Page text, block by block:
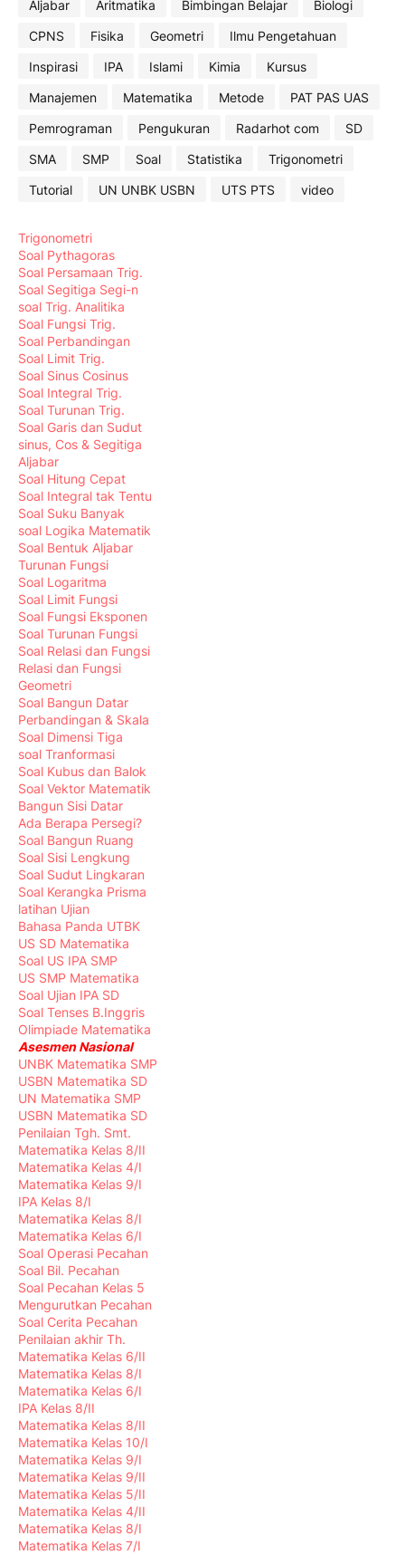
Aljabar Aritmatika Bimbingan Belajar
Biologi
CPNS
Fisika Geometri
Ilmu Pengetahuan
Inspirasi
IPA Islami Kimia
Kursus
Manajemen
Matematika Metode
PAT PAS UAS
Pemrograman
Pengukuran Radarhot com
SD
SMA
SMP Soal Statistika
Trigonometri
Tutorial
UN UNBK USBN UTS PTS video
Trigonometri
Soal Pythagoras
Soal Persamaan Trig.
Soal Segitiga Segi-n
soal Trig. Analitika
Soal Fungsi Trig.
Soal Perbandingan
Soal Limit Trig.
Soal Sinus Cosinus
Soal Integral Trig.
Soal Turunan Trig.
Soal Garis dan Sudut
sinus, Cos & Segitiga
Aljabar
Soal Hitung Cepat
Soal Integral tak Tentu
Soal Suku Banyak
soal Logika Matematik
Soal Bentuk Aljabar
Turunan Fungsi
Soal Logaritma
Soal Limit Fungsi
Soal Fungsi Eksponen
Soal Turunan Fungsi
Soal Relasi dan Fungsi
Relasi dan Fungsi
Geometri
Soal Bangun Datar
Perbandingan & Skala
Soal Dimensi Tiga
soal Tranformasi
Soal Kubus dan Balok
Soal Vektor Matematik
Bangun Sisi Datar
Ada Berapa Persegi?
Soal Bangun Ruang
Soal Sisi Lengkung
Soal Sudut Lingkaran
Soal Kerangka Prisma
latihan Ujian
Bahasa Panda UTBK
US SD Matematika
Soal US IPA SMP
US SMP Matematika
Soal Ujian IPA SD
Soal Tenses B.Inggris
Olimpiade Matematika
Asesmen Nasional
UNBK Matematika SMP
USBN Matematika SD
UN Matematika SMP
USBN Matematika SD
Penilaian Tgh. Smt.
Matematika Kelas 8/II
Matematika Kelas 4/I
Matematika Kelas 9/I
IPA Kelas 8/I
Matematika Kelas 8/I
Matematika Kelas 6/I
Soal Operasi Pecahan
Soal Bil. Pecahan
Soal Pecahan Kelas 5
Mengurutkan Pecahan
Soal Cerita Pecahan
Penilaian akhir Th.
Matematika Kelas 6/II
Matematika Kelas 8/I
Matematika Kelas 6/I
IPA Kelas 8/II
Matematika Kelas 8/II
Matematika Kelas 10/I
Matematika Kelas 9/I
Matematika Kelas 9/II
Matematika Kelas 5/II
Matematika Kelas 4/II
Matematika Kelas 8/I
Matematika Kelas 7/I